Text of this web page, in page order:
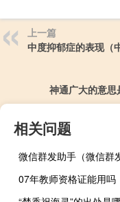
上一篇
中度抑郁症的表现（
神通广大的意思
相关问题
07年教师资格证能用吗